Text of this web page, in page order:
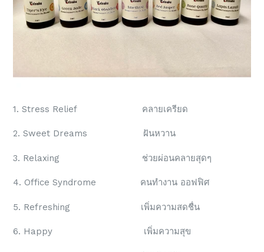
1. Stress Relief คลายเครียด
2. Sweet Dreams ฝันหวาน
3. Relaxing ช่วยผ่อนคลายสุดๆ
4. Office Syndrome คนทำงาน ออฟฟิศ
5. Refreshing เพิ่มความสดชื่น
6. Happy เพิ่มความสุข